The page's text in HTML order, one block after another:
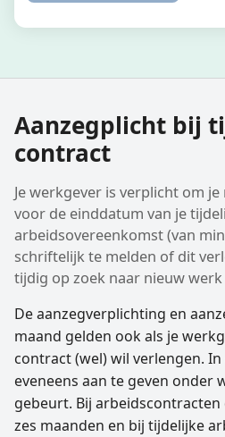
Aanzegplicht bij
contract
Je werkgever is verplicht om
voor de einddatum van je
arbeidsovereenkomst (van
schriftelijk te melden of dit
tijdig op zoek naar nieuw
De aanzegverplichting en
maand gelden ook als je
contract (wel) wil verlengen.
eveneens aan te geven onder
gebeurt. Bij
zes maanden en bij tijdelijke